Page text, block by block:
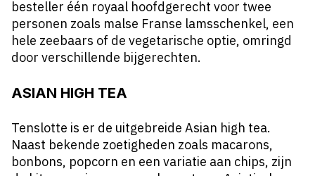
besteller één royaal hoofdgerecht voor twee
personen zoals malse Franse lamsschenkel, een
hele zeebaars of de vegetarische optie, omringd
door verschillende bijgerechten.
ASIAN HIGH TEA
Tenslotte is er de uitgebreide Asian high tea.
Naast bekende zoetigheden zoals macarons,
bonbons, popcorn en een variatie aan chips, zijn